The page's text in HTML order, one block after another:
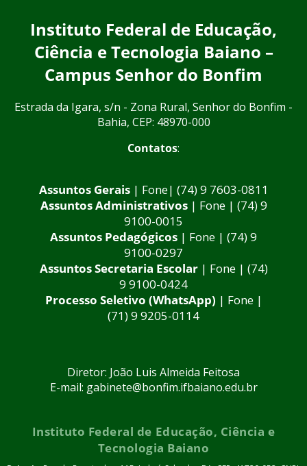
Instituto Federal de Educação,
Ciência e Tecnologia Baiano –
Campus Senhor do Bonfim
Estrada da Igara, s/n - Zona Rural, Senhor do Bonfim -
Bahia, CEP: 48970-000
Contatos:
Assuntos Gerais | Fone| (74) 9 7603-0811
Assuntos Administrativos | Fone | (74) 9
9100-0015
Assuntos Pedagógicos | Fone | (74) 9
9100-0297
Assuntos Secretaria Escolar| Fone | (74)
9 9100-0424
Processo Seletivo (WhatsApp) | Fone |
(71) 9 9205-0114
Diretor: João Luis Almeida Feitosa
E-mail: gabinete@bonfim.ifbaiano.edu.br
Instituto Federal de Educação, Ciência e
Tecnologia Baiano